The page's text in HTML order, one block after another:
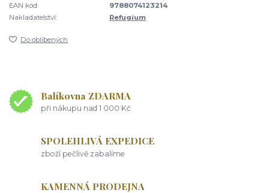
EAN kód:
9788074123214
Nakladatelství:
Refugium
Do oblíbených
Balíkovna ZDARMA
při nákupu nad 1 000 Kč
SPOLEHLIVÁ EXPEDICE
zboží pečlivě zabalíme
KAMENNÁ PRODEJNA